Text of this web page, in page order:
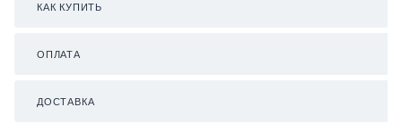
КАК КУПИТЬ
ОПЛАТА
ДОСТАВКА